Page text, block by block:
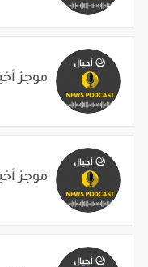
موجز أخبار
موجز أخبار